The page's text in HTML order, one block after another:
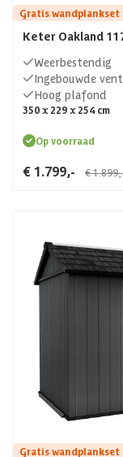
Gratis wandplankset
Keter Oakland
Weerbestendig
Ingebouwde
Hoog plafond
350 x 229 x 254 cm
Op voorraad
€ 1.799,- €
Gratis wandplankset